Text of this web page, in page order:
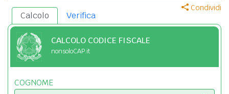
Condividi
Calcolo Verifica
CALCOLO CODICE FISCALE
nonsoloCAP.it
COGNOME